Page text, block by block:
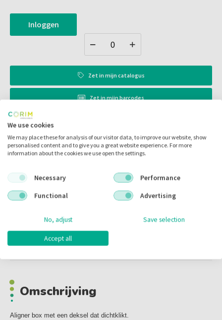
Met een spiegel en plaats voor de Chewie en extractie haak
Afmeting: 10x7,6x2 cm
Inloggen
Zet inmijn catalogus
Zet inmijn barcodes
Artikelnr.:
Merk:
Larident
Inhoud:
10.00 stuks
Voorraad:
Omschrijving
Omschrijving
Aligner box met een deksel dat dichtklikt.
We use cookies
We may place these for analysis of our visitor data, to improve our website, show
personalised content and to give you a great website experience. For more
information about the cookies we use open the settings.
Necessary
Performance
Functional
Advertising
No, adjust Save selection
Accept all